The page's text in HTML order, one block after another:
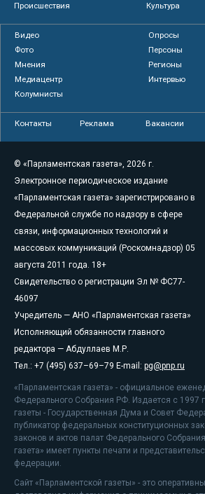
Происшествия
Культура
Видео
Опросы
Фото
Персоны
Мнения
Регионы
Медиацентр
Интервью
Колумнисты
Контакты Реклама Вакансии
© «Парламентская газета», 2026 г.
Электронное периодическое издание
«Парламентская газета» зарегистрировано в
Федеральной службе по надзору в сфере
связи, информационных технологий и
массовых коммуникаций (Роскомнадзор) 05
августа 2011 года. 18+
Свидетельство о регистрации Эл № ФС77-
46097
Учредитель — АНО «Парламентская газета»
Исполняющий обязанности главного
редактора — Абдуллаев М.Р.
Тел.: +7 (495) 637–69–79 E-mail: pg@pnp.ru
«Парламентская газета» - официальное
Федерального Собрания РФ. Издается с 1997
газеты - Государственная Дума и Совет
публикатор федеральных конституционных
законов и актов палат Федерального
газета» имеет пункты печати и
федерации.
Сайт «Парламентской газеты» - это